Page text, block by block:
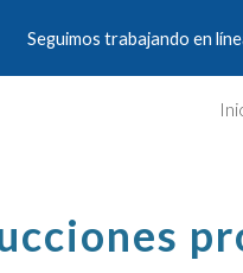
content
Seguimos trabajando en